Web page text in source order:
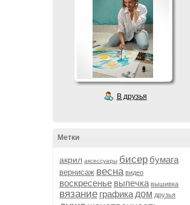
В друзья
Метки
акрил аксессуары бисер бумага
вернисаж весна видео
воскресенье выпечка вышивка
вязание графика дом друзья